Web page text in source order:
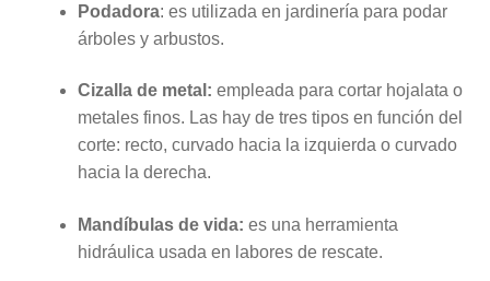
Podadora: es utilizada en jardinería para podar
árboles y arbustos.
Cizalla de metal: empleada para cortar hojalata o
metales finos. Las hay de tres tipos en función del
corte: recto, curvado hacia la izquierda o curvado
hacia la derecha.
Mandíbulas de vida: es una herramienta
hidráulica usada en labores de rescate.